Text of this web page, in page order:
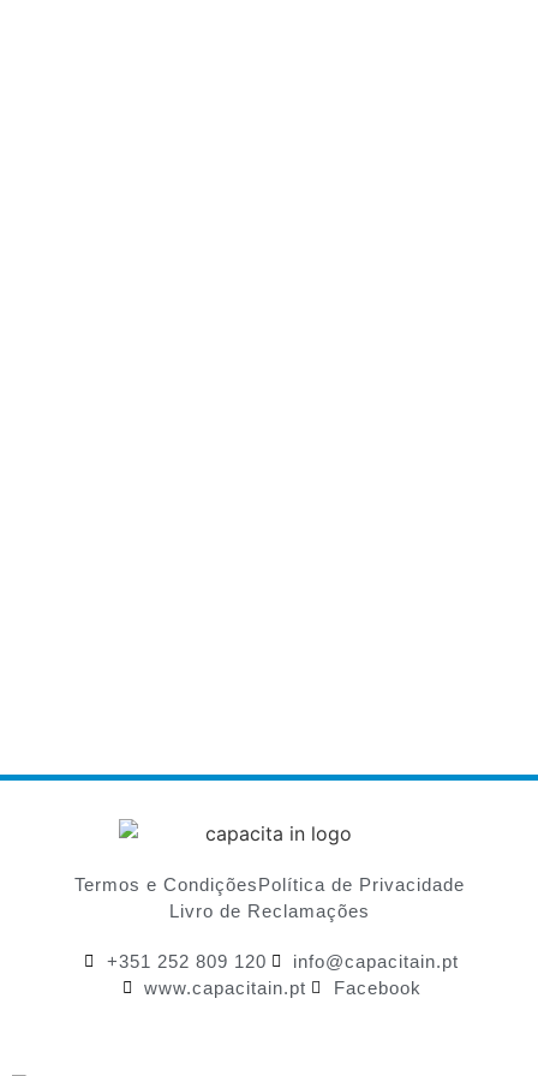
Termos e CondiçõesPolítica de Privacidade
Livro de Reclamações
+351 252 809 120
info@capacitain.pt
www.capacitain.pt
Facebook